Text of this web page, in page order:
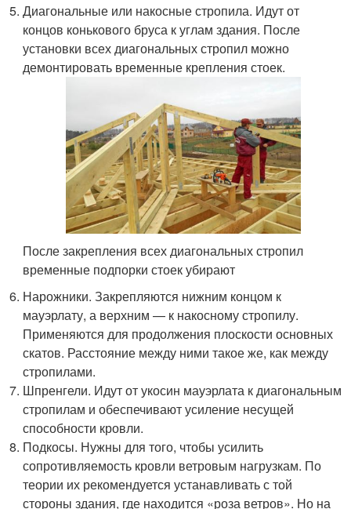
Диагональные или накосные стропила. Идут от
концов конькового бруса к углам здания. После
установки всех диагональных стропил можно
демонтировать временные крепления стоек.
После закрепления всех диагональных стропил
временные подпорки стоек убирают
Нарожники. Закрепляются нижним концом к
мауэрлату, а верхним — к накосному стропилу.
Применяются для продолжения плоскости основных
скатов. Расстояние между ними такое же, как между
стропилами.
Шпренгели. Идут от укосин мауэрлата к диагональным
стропилам и обеспечивают усиление несущей
способности кровли.
Подкосы. Нужны для того, чтобы усилить
сопротивляемость кровли ветровым нагрузкам. По
теории их рекомендуется устанавливать с той
стороны здания, где находится «роза ветров». Но на